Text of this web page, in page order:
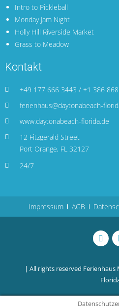
Intro to Pickleball
Monday Jam Night
Holly Hill Riverside Market
Grass to Meadow
Kontakt
+49 177 666 3443 / +1 386
ferienhaus@daytonabeach-
www.daytonabeach-florida.de
12 Fitzgerald Street
Port Orange, FL 32127
24/7
Impressum AGB
| All rights reserved Ferienhaus